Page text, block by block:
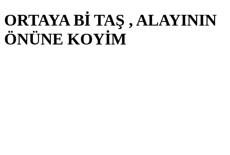
ORTAYA Bİ TAŞ , ALAYININ
ÖNÜNE KOYİM